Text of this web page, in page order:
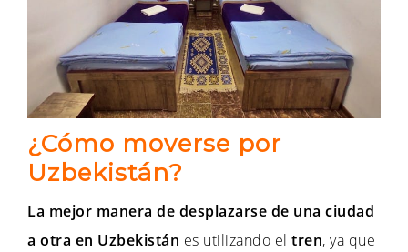
¿Cómo moverse por
Uzbekistán?
La mejor manera de desplazarse de una ciudad
a otra en Uzbekistán es utilizando el tren, ya que